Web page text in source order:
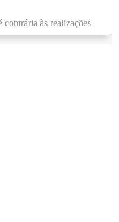
contrária às realizações